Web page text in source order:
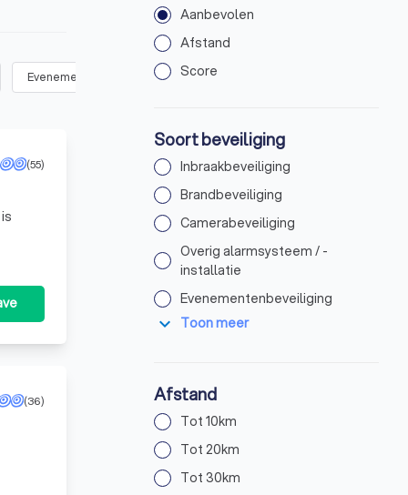
Evenementenbeveiliging(13
(55)
(36)
Aanbevolen
Afstand
Score
Soort beveiliging
Inbraakbeveiliging
Brandbeveiliging
Camerabeveiliging
Overig alarmsysteem / -
installatie
Evenementenbeveiliging
expand_more Toon meer
Afstand
Tot 10km
Tot 20km
Tot 30km